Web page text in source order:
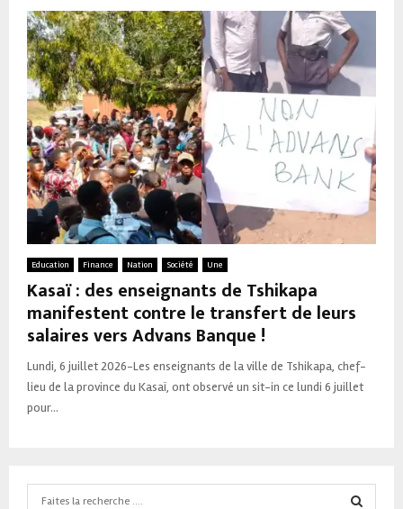
Education Finance Nation Société Une
Kasaï : des enseignants de Tshikapa
manifestent contre le transfert de leurs
salaires vers Advans Banque !
Lundi, 6 juillet 2026-Les enseignants de la ville de Tshikapa, chef-
lieu de la province du Kasaï, ont observé un sit-in ce lundi 6 juillet
pour...